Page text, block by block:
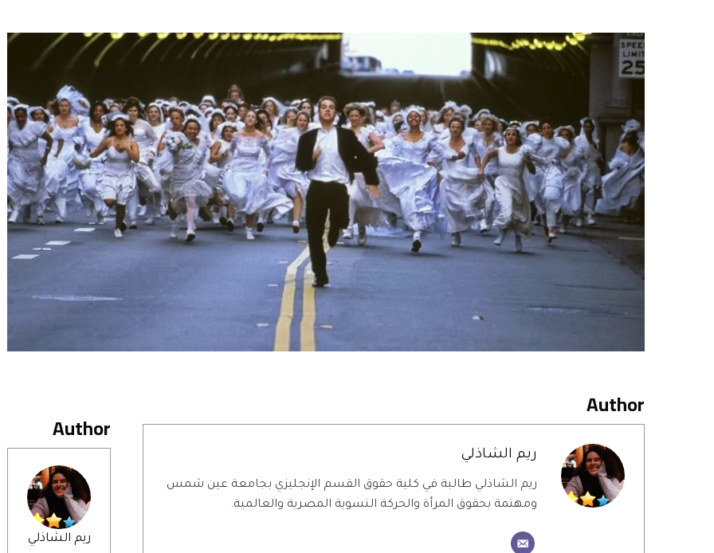
Author
ريم الشاذلي
Author
ريم الشاذلي
ريم الشاذلي طالبة في كلية حقوق القسم الإنجليزي بجامعة عين شمس
ومهتمة بحقوق المرأة والحركة النسوية المصرية والعالمية.